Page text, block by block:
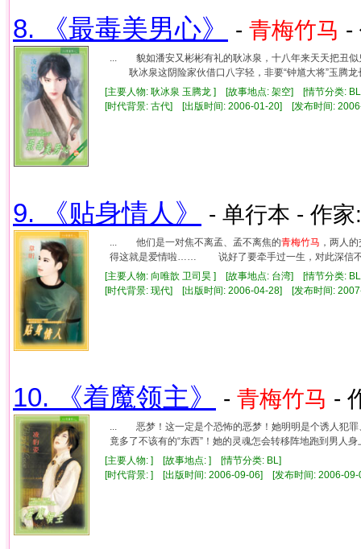
8. 《最毒美男心》 - 青梅竹马 -
... 貌如潘安又彬彬有礼的耿冰泉，十八年来天天把丑
耿冰泉这阴险家伙借口八字轻，非要“钟馗大将”玉腾龙
[主要人物: 耿冰泉 玉腾龙 ] [故事地点: 架空] [情节分类:
[时代背景: 古代] [出版时间: 2006-01-20] [发布时间:
9. 《贴身情人》 - 单行本 - 作
... 他们是一对焦不离孟、孟不离焦的青梅竹马 ，两人
得这就是爱情啦…… 说好了要牵手过一生，对此深信不
[主要人物: 向唯歆 卫司昊 ] [故事地点: 台湾] [情节分类:
[时代背景: 现代] [出版时间: 2006-04-28] [发布时间:
10. 《着魔领主》 - 青梅竹马 -
... 恶梦！这一定是个恐怖的恶梦！她明明是个诱人犯
竟多了不该有的“东西”！她的灵魂怎会转移阵地跑到男人身
[主要人物: ] [故事地点: ] [情节分类: BL]
[时代背景: ] [出版时间: 2006-09-06] [发布时间: 2006-